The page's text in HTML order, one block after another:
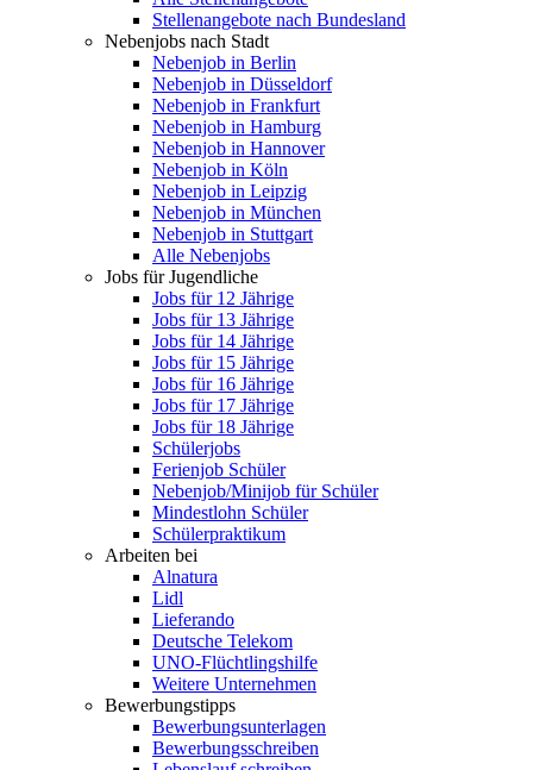
Stellenangebote nach Bundesland
Nebenjobs nach Stadt
Nebenjob in Berlin
Nebenjob in Düsseldorf
Nebenjob in Frankfurt
Nebenjob in Hamburg
Nebenjob in Hannover
Nebenjob in Köln
Nebenjob in Leipzig
Nebenjob in München
Nebenjob in Stuttgart
Alle Nebenjobs
Jobs für Jugendliche
Jobs für 12 Jährige
Jobs für 13 Jährige
Jobs für 14 Jährige
Jobs für 15 Jährige
Jobs für 16 Jährige
Jobs für 17 Jährige
Jobs für 18 Jährige
Schülerjobs
Ferienjob Schüler
Nebenjob/Minijob für Schüler
Mindestlohn Schüler
Schülerpraktikum
Arbeiten bei
Alnatura
Lidl
Lieferando
Deutsche Telekom
UNO-Flüchtlingshilfe
Weitere Unternehmen
Bewerbungstipps
Bewerbungsunterlagen
Bewerbungsschreiben